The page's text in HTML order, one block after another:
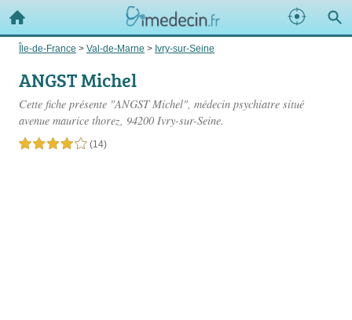
Île-de-France > Val-de-Marne > Ivry-sur-Seine
ANGST Michel
Cette fiche présente "ANGST Michel", médecin psychiatre situé
avenue maurice thorez, 94200 Ivry-sur-Seine.
4,0 étoiles sur 5 (14)